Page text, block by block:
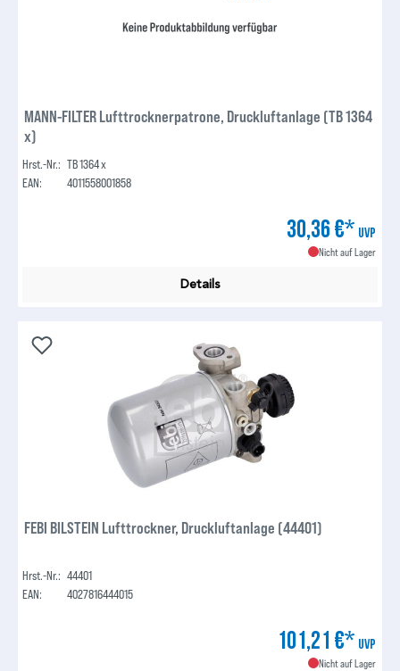
MANN-FILTER Lufttrocknerpatrone, Druckluftanlage (TB 1364
x)
Hrst.-Nr.: TB 1364 x
EAN:
4011558001858
30,36 €* UVP
Nicht auf Lager
Details
FEBI BILSTEIN Lufttrockner, Druckluftanlage (44401)
Hrst.-Nr.: 44401
EAN:
4027816444015
101,21 €* UVP
Nicht auf Lager